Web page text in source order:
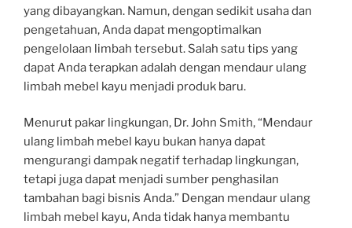
yang dibayangkan. Namun, dengan sedikit usaha dan
pengetahuan, Anda dapat mengoptimalkan
pengelolaan limbah tersebut. Salah satu tips yang
dapat Anda terapkan adalah dengan mendaur ulang
limbah mebel kayu menjadi produk baru.
Menurut pakar lingkungan, Dr. John Smith, “Mendaur
ulang limbah mebel kayu bukan hanya dapat
mengurangi dampak negatif terhadap lingkungan,
tetapi juga dapat menjadi sumber penghasilan
tambahan bagi bisnis Anda.” Dengan mendaur ulang
limbah mebel kayu, Anda tidak hanya membantu